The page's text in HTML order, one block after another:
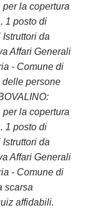
la copertura
1 posto di
da
Affari Generali
- Comune di
persone
la copertura
1 posto di
da
Affari Generali
- Comune di
scarsa
affidabili.